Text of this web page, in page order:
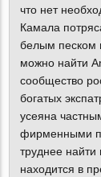
что нет
Камала
белым песком
можно найти
сообщество
богатых
усеяна
фирменными
труднее
находится в